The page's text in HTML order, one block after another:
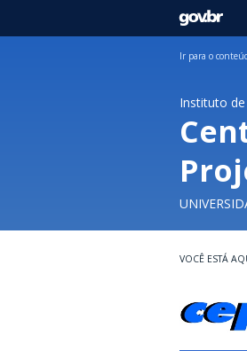
GOVBR
Ir para o
Instituto